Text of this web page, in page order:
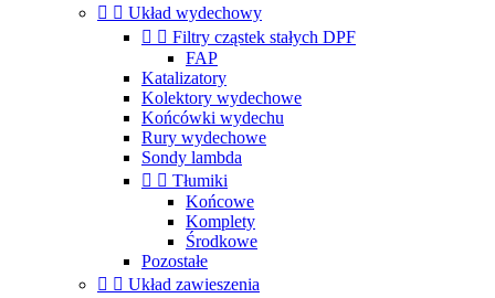
  Układ wydechowy
  Filtry cząstek stałych DPF
FAP
Katalizatory
Kolektory wydechowe
Końcówki wydechu
Rury wydechowe
Sondy lambda
  Tłumiki
Końcowe
Komplety
Środkowe
Pozostałe
  Układ zawieszenia